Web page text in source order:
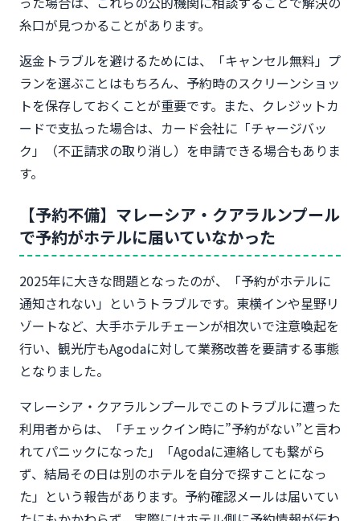
糸口が見つかることがあります。
返金トラブルを避けるためには、「キャンセル無料」プ
ランを選ぶことはもちろん、予約時のスクリーンショッ
トを保存しておくことが重要です。また、クレジットカ
ードで支払った場合は、カード会社に「チャージバッ
ク」（不正請求の取り消し）を申請できる場合もありま
す。
【予約不備】マレーシア・クアラルンプール
で予約がホテルに届いていなかった
2025年に大きな問題となったのが、「予約がホテルに
通知されない」というトラブルです。東横インや星野リ
ゾートなど、大手ホテルチェーンが相次いで注意喚起を
行い、観光庁もAgodaに対して業務改善を要請する事態
となりました。
マレーシア・クアラルンプールでこのトラブルに遭った
利用者からは、「チェックイン時に”予約がない”と言わ
れてパニックになった」「Agodaに連絡しても繋がら
ず、結局その日は別のホテルを自分で探すことになっ
た」という報告があります。予約確認メールは届いてい